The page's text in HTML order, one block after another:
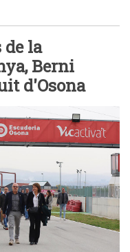
de la
Berni
d'Osona